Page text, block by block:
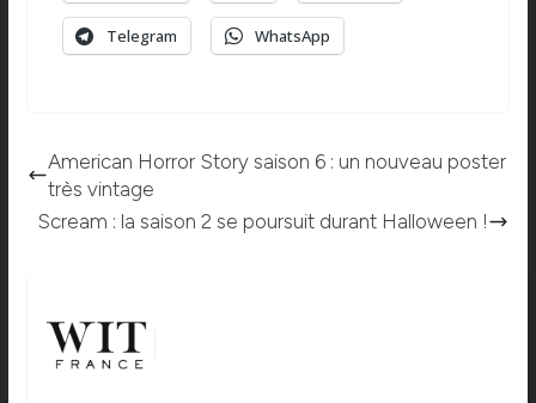
Telegram WhatsApp
American Horror Story saison 6 : un nouveau poster
très vintage
Scream : la saison 2 se poursuit durant Halloween !